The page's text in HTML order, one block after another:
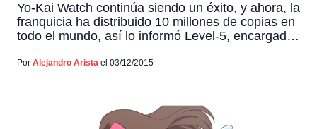
Yo-Kai Watch continúa siendo un éxito, y ahora, la
franquicia ha distribuido 10 millones de copias en
todo el mundo, así lo informó Level-5, encargados
Level-5 no otorgó cifras específicas, pero según
Por Alejandro Arista el 03/12/2015